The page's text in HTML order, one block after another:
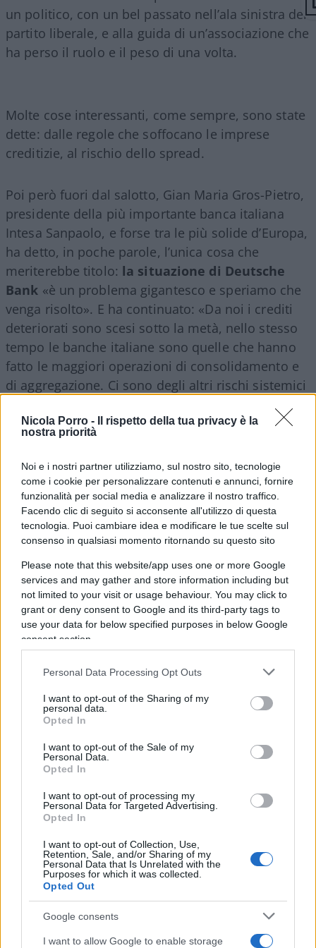
Nicola Porro -
Il rispetto della tua privacy è la
nostra priorità
Noi e i nostri partner utilizziamo, sul nostro sito, tecnologie
come i cookie per personalizzare contenuti e annunci, fornire
funzionalità per social media e analizzare il nostro traffico.
Facendo clic di seguito si acconsente all'utilizzo di questa
tecnologia. Puoi cambiare idea e modificare le tue scelte sul
consenso in qualsiasi momento ritornando su questo sito
Please note that this website/app uses one or more Google
services and may gather and store information including but
not limited to your visit or usage behaviour. You may click to
grant or deny consent to Google and its third-party tags to
use your data for below specified purposes in below Google
consent section.
Personal Data Processing Opt Outs
I want to opt-out of the Sharing of my
personal data.
Opted In
I want to opt-out of the Sale of my
Personal Data.
Opted In
I want to opt-out of processing my
Personal Data for Targeted Advertising.
Opted In
I want to opt-out of Collection, Use,
Retention, Sale, and/or Sharing of my
Personal Data that Is Unrelated with the
Purposes for which it was collected.
Opted Out
Google consents
I want to allow Google to enable storage
un politico, con un bel passato nell’ala sinistra del
partito liberale, e alla guida di un’associazione che
ha perso il ruolo e il peso di una volta.
Molte cose interessanti, come sempre, sono state
dette: dalle regole che soffocano le imprese
creditizie, al rischio dello spread.
Poi però fuori dal salotto, Gian Maria Gros-Pietro,
presidente della più importante banca italiana
Intesa Sanpaolo, e forse tra le più solide d’Europa,
ha detto, in poche parole, l’unica cosa che
meriterebbe titolo: la situazione di Deutsche
Bank «è un problema gigantesco e speriamo che
venga risolto». E ha continuato: «Da noi i crediti
deteriorati sono scesi sotto la metà, nello stesso
tempo le banche italiane sono quelle che hanno
fatto le maggiori operazioni di consolidamento e
di aggregazione. Ci sono degli altri rischi sistemici
bancario europeo mentre le crisi bancarie italiane
sono state pagate esclusivamente con i soldi degli
italiani, in larga parte con i soldi delle banche
italiane, quelle sane».
La principale banca tedescasta tagliando 18
mila dipendentie ha titoli ad alto rischio per 74
miliardi. Gros-Pietro non lo dice esplicitamente,
ma lo fa capire. Se salta la banca tedesca, sono
guai per l’intero sistema finanziario mondiale.
Eppure i regolatori europei si sono occupati solo
stati svenduti, abbiamo terrorizzato il mercato, e
distrutto le imprese a valle del sistema creditizio.
in termini di Pil questo penalizzante
atteggiamento europeo, e potrebbe anche
raccontarci che cosa i governi seri, quelli di Monti,
Renzi e Gentiloni, abbiano ottenuto sui tavoli
una letterina con il francobollo dell’Abi.
Nicola Porro, Il Giornale 13 luglio 2019